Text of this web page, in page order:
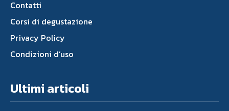
Contatti
Corsi di degustazione
Privacy Policy
Condizioni d’uso
Ultimi articoli